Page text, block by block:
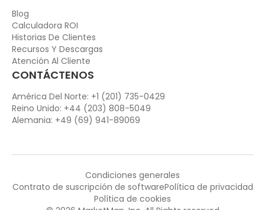
Blog
Calculadora ROI
Historias De Clientes
Recursos Y Descargas
Atención Al Cliente
CONTÁCTENOS
América Del Norte: +1 (201) 735-0429
Reino Unido: +44 (203) 808-5049
Alemania: +49 (69) 941-89069
Condiciones generales
Contrato de suscripción de softwarePolítica de privacidad
Política de cookies